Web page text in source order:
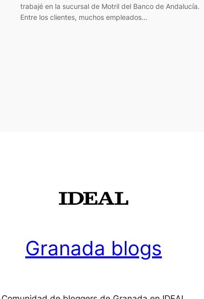
trabajé en la sucursal de Motril del Banco de Andalucía.
Entre los clientes, muchos empleados…
Granada blogs